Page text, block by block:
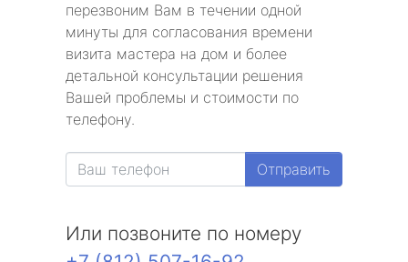
перезвоним Вам в течении одной
минуты для согласования времени
визита мастера на дом и более
детальной консультации решения
Вашей проблемы и стоимости по
телефону.
Отправить
Или позвоните по номеру